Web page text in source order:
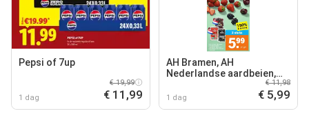
Pepsi of 7up
1 dag
€ 19,99
€ 11,99
AH Bramen, AH
Nederlandse aardbeien,
AH Nederlandse kersen
1 dag
€ 11,98
€ 5,99